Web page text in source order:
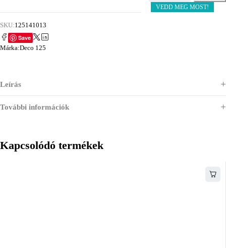
VEDD MEG MOST!
SKU:125141013
Save
Márka:Deco 125
Leírás
További információk
Kapcsolódó termékek